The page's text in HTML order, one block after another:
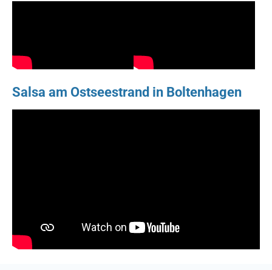
Salsa am Ostseestrand in Boltenhagen